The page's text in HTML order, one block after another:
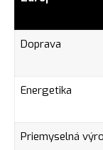
Doprava
Energetika
Priemyselná